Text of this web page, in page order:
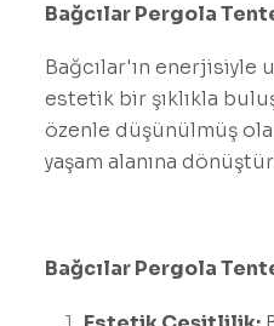
Bağcılar Pergola
Bağcılar'ın enerjisiyle
estetik bir şıklıkla
özenle düşünülmüş
yaşam alanına
Bağcılar Pergola